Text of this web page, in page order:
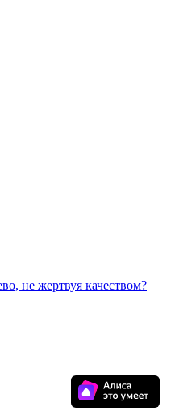
не жертвуя качеством?